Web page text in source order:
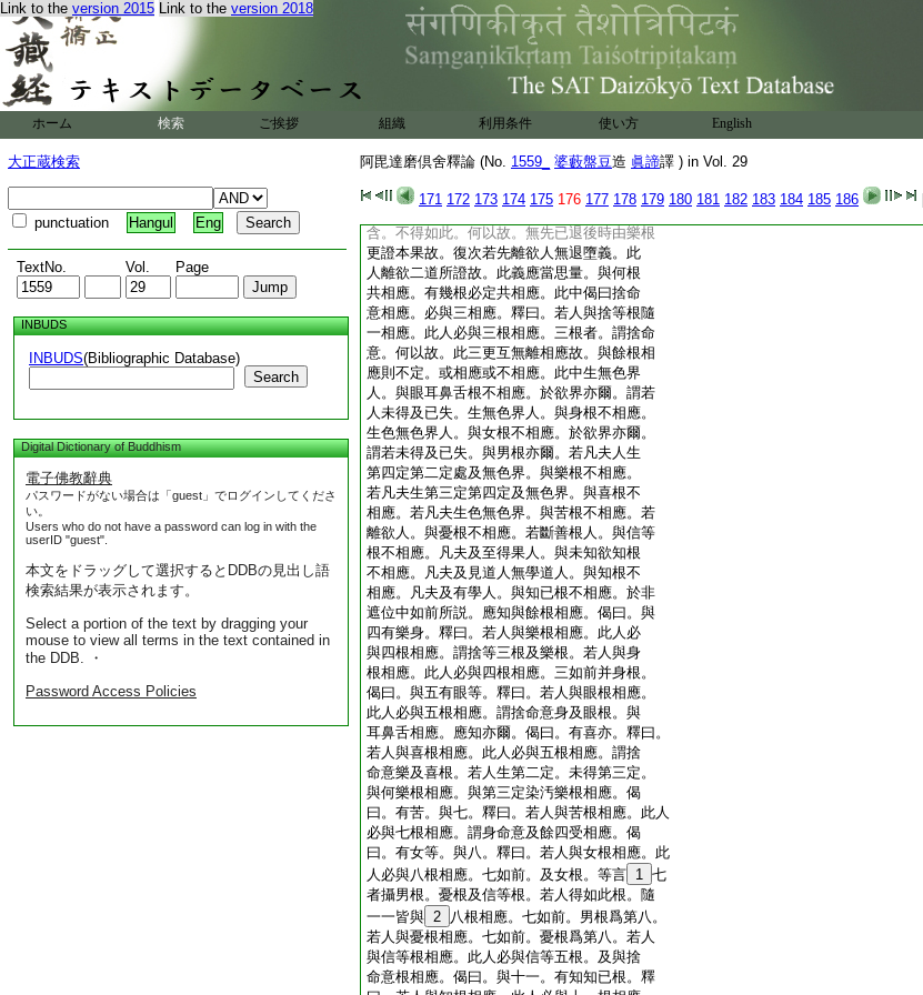
Link to the version 2015 Link to the version 2018
ホーム 検索 ご挨拶 組織 利用条件 使い方 English
大正蔵検索
punctuation Hangul Eng
TextNo. Vol. Page
INBUDS
INBUDS(Bibliographic Database)
Search
Digital Dictionary of Buddhism
電子佛教辭典
パスワードがない場合は「guest」でログインしてくださ
い。
Users who do not have a password can log in with the
userID "guest".
本文をドラッグして選択するとDDBの見出し語
検索結果が表示されます。
Select a portion of the text by dragging your
mouse to view all terms in the text contained in
the DDB. ・
Password Access Policies
阿毘達磨倶舍釋論 (No. 1559_ 婆藪盤豆造 眞諦譯 ) in Vol. 29
171 172 173 174 175 176 177 178 179 180 181 182 183 184 185 186
何以故。於第九解脱道中。喜根爲第八。於次
第道則用捨根定。由此二根得阿那含果。若
人依出世道。入第九解脱道。是人則由九根
得阿那含果。此中知根爲第九。若爾阿毘達
磨藏中。云何説如此。彼藏中説。由幾根能得
阿羅漢果。彼中答由十一根。云何此中説由
九根得。定由九根。偈曰。十一得羅漢。説依
一人成。釋曰。有如此道理。是一人已退。已
退由樂喜捨根。更得阿羅漢果。是故説由十
一根。無有是處。樂受等三根。於一時中倶
含。不得如此。何以故。無先已退後時由樂根
更證本果故。復次若先離欲人無退墮義。此
人離欲二道所證故。此義應當思量。與何根
共相應。有幾根必定共相應。此中偈曰捨命
意相應。必與三相應。釋曰。若人與捨等根隨
一相應。此人必與三根相應。三根者。謂捨命
意。何以故。此三更互無離相應故。與餘根相
應則不定。或相應或不相應。此中生無色界
人。與眼耳鼻舌根不相應。於欲界亦爾。謂若
人未得及已失。生無色界人。與身根不相應。
生色無色界人。與女根不相應。於欲界亦爾。
謂若未得及已失。與男根亦爾。若凡夫人生
第四定第二定處及無色界。與樂根不相應。
若凡夫生第三定第四定及無色界。與喜根不
相應。若凡夫生色無色界。與苦根不相應。若
離欲人。與憂根不相應。若斷善根人。與信等
根不相應。凡夫及至得果人。與未知欲知根
不相應。凡夫及見道人無學道人。與知根不
相應。凡夫及有學人。與知已根不相應。於非
遮位中如前所説。應知與餘根相應。偈曰。與
四有樂身。釋曰。若人與樂根相應。此人必
與四根相應。謂捨等三根及樂根。若人與身
根相應。此人必與四根相應。三如前并身根。
偈曰。與五有眼等。釋曰。若人與眼根相應。
此人必與五根相應。謂捨命意身及眼根。與
耳鼻舌相應。應知亦爾。偈曰。有喜亦。釋曰。
若人與喜根相應。此人必與五根相應。謂捨
命意樂及喜根。若人生第二定。未得第三定。
與何樂根相應。與第三定染汚樂根相應。偈
曰。有苦。與七。釋曰。若人與苦根相應。此人
必與七根相應。謂身命意及餘四受相應。偈
曰。有女等。與八。釋曰。若人與女根相應。此
人必與八根相應。七如前。及女根。等言 1 七
者攝男根。憂根及信等根。若人得如此根。隨
一一皆與 2 八根相應。七如前。男根爲第八。
若人與憂根相應。七如前。憂根爲第八。若人
與信等根相應。此人必與信等五根。及與捨
命意根相應。偈曰。與十一。有知知已根。釋